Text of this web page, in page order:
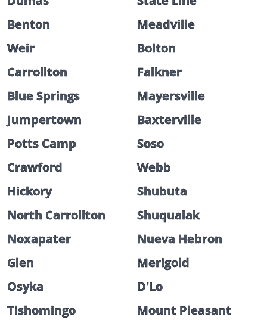
Benton
Meadville
Weir
Bolton
Carrollton
Falkner
Blue Springs
Mayersville
Jumpertown
Baxterville
Potts Camp
Soso
Crawford
Webb
Hickory
Shubuta
North Carrollton
Shuqualak
Noxapater
Nueva Hebron
Glen
Merigold
Osyka
D'Lo
Tishomingo
Mount Pleasant